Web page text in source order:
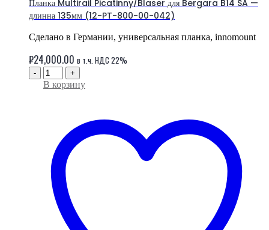
Планка Multirail Picatinny/Blaser для Bergara B14 SA —
длинна 135мм (12-PT-800-00-042)
Сделано в Германии, универсальная планка, innomount
₽24,000.00 в т.ч. НДС 22%
- +
В корзину